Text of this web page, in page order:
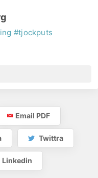
#tjockputs
Email PDF
Twittra
Linkedin